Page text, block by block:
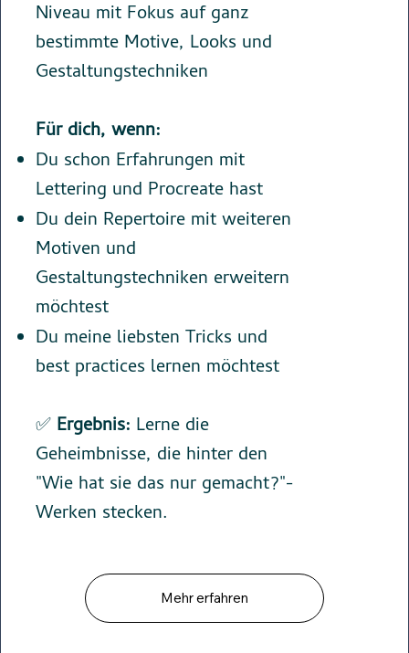
Niveau mit Fokus auf ganz
bestimmte Motive, Looks und
Gestaltungstechniken
Für dich, wenn:
Du schon Erfahrungen mit
Lettering und Procreate hast
Du dein Repertoire mit weiteren
Motiven und
Gestaltungstechniken erweitern
möchtest
Du meine liebsten Tricks und
best practices lernen möchtest
✅ Ergebnis: Lerne die
Geheimbnisse, die hinter den
"Wie hat sie das nur gemacht?"-
Werken stecken.
Mehr erfahren